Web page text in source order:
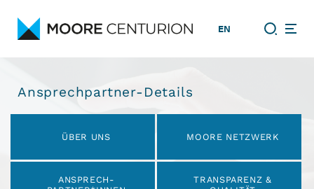
EN
Ansprechpartner-Details
ÜBER UNS MOORE NETZWERK
ANSPRECH­
TRANSPARENZ &